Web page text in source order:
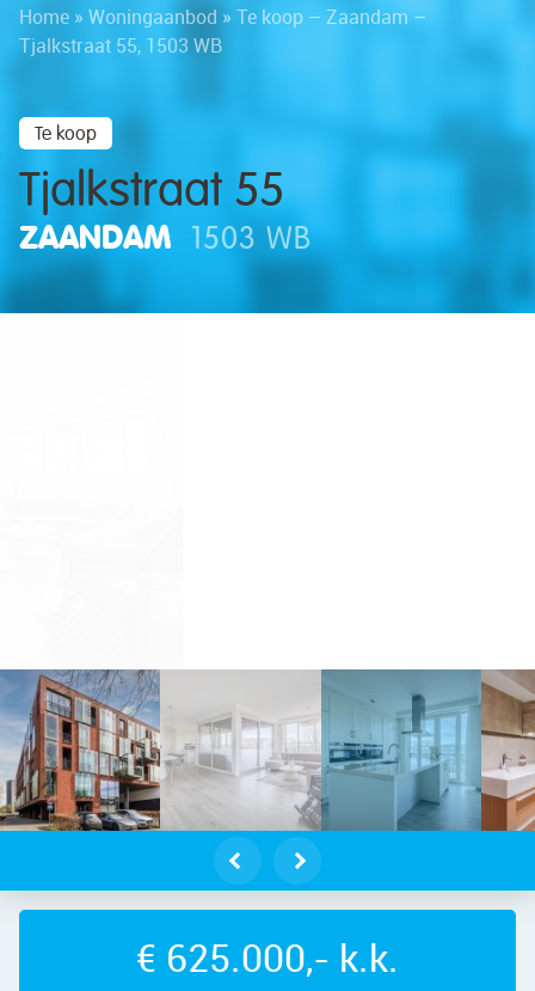
Home » Woningaanbod » Te koop – Zaandam –
Tjalkstraat 55, 1503 WB
Te koop
Tjalkstraat 55
ZAANDAM 1503 WB
– Tjalkstraat 55, 1503 WB –
€ 625.000,- k.k.